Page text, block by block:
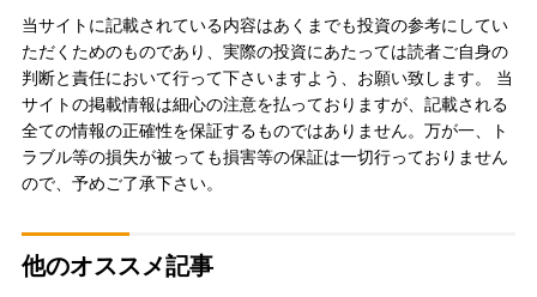
当サイトに記載されている内容はあくまでも投資の参考にしてい
ただくためのものであり、実際の投資にあたっては読者ご自身の
判断と責任において行って下さいますよう、お願い致します。 当
サイトの掲載情報は細心の注意を払っておりますが、記載される
全ての情報の正確性を保証するものではありません。万が一、ト
ラブル等の損失が被っても損害等の保証は一切行っておりません
ので、予めご了承下さい。
他のオススメ記事